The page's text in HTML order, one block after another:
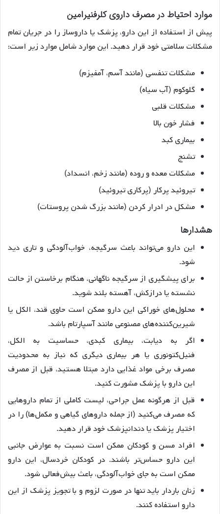
موارد احتیاط در مصرف داروی کلرفنیرامین
پیش از استفاده از این دارو، پزشک یا داروساز را در جریان تمام
مشکلات سلامتی خود قرار دهید. این موارد شامل موارد زیر است:
مشکلات تنفسی (مانند آسم، آمفیزم)
گلوکوم (آب سیاه)
مشکلات قلبی
فشار خون بالا
بیماری کبد
تشنج
مشکلات معده و روده (مانند زخم، انسداد)
تیروئید پرکار (پرکاری تیروئید)
مشکل در ادرار کردن (مانند بزرگ شدن پروستات)
هشدارها
این دارو می‌تواند باعث سرگیجه، خواب‌آلودگی و تاری دید
شود.
برای پیشگیری از سرگیجه ناگهانی، هنگام برخاستن از حالت
نشسته یا درازکش، آهسته بلند شوید.
محلول‌های خوراکی این دارو ممکن است حاوی قند، الکل یا
شیرین‌کننده‌های مصنوعی مانند آسپارتام باشد.
اگر به دیابت، بیماری کبدی، حساسیت به الکل،
فنیل‌کتونوری یا هر بیماری دیگری که نیاز به محدودیت
مصرف برخی مواد غذایی دارد مبتلا هستید، قبل از مصرف
این دارو با پزشک مشورت کنید.
قبل از هرگونه عمل جراحی، لیست کاملی از تمام داروهایی
که مصرف می‌کنید (از جمله داروهای گیاهی و مکمل‌ها) را در
اختیار پزشک یا دندانپزشک خود قرار دهید.
افراد مسن و کودکان ممکن است نسبت به عوارض جانبی
این دارو حساس‌تر باشند. در کودکان خردسال، این دارو
ممکن است به جای خواب‌آلودگی، باعث بیش‌فعالی شود.
زنان باردار باید تنها در صورت لزوم و با تجویز پزشک از این
دارو استفاده کنند.